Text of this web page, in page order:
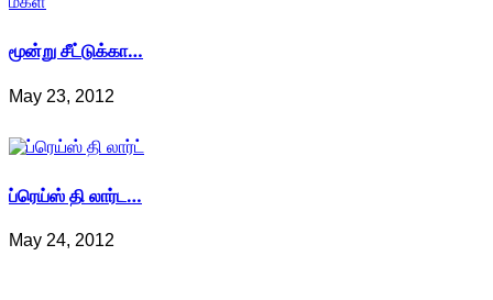
மூன்று சீட்டுக்கா…
May 23, 2012
ப்ரெய்ஸ் தி லார்ட…
May 24, 2012